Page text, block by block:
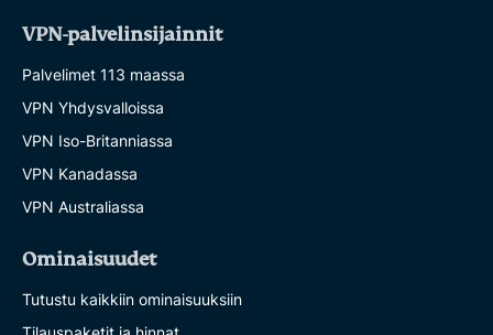
VPN-palvelinsijainnit
Palvelimet 113 maassa
VPN Yhdysvalloissa
VPN Iso-Britanniassa
VPN Kanadassa
VPN Australiassa
Ominaisuudet
Tutustu kaikkiin ominaisuuksiin